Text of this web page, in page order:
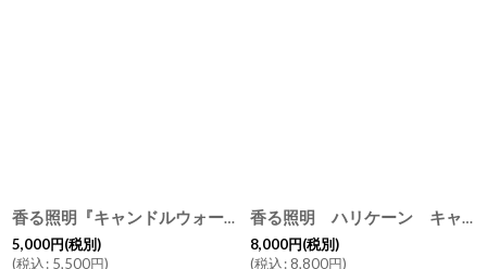
香る照明『キャンドルウォーマーランプ ミニ』ライト アロマキャンドル アロマランプ ディフューザー 癒しの時間 ランタン
5,000円(税別)
(税込: 5,500円)
香る照明 ハリケーン キャンドルウォーマーランプ ライト L アロマキャンドル アロマランプ ディフューザー 癒しの時間 ランタン
8,000円(税別)
(税込: 8,800円)